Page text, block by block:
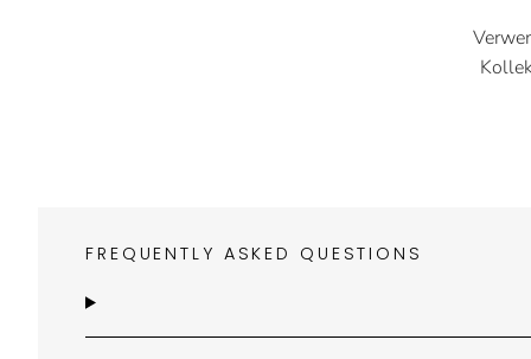
FREQUENTLY ASKED QUESTIONS